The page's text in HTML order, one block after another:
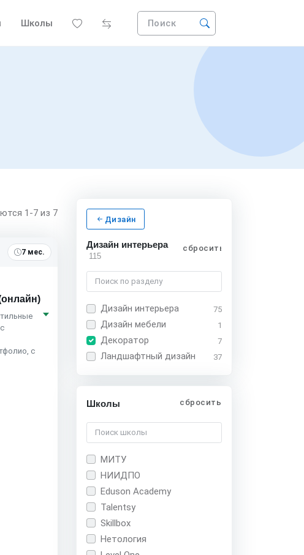
Школы Поиск
1-7 из 7
7 мес.
с
Дизайн
Дизайн интерьера
115
сбросить
Дизайн интерьера 75
Дизайн мебели 1
Декоратор 7
Ландшафтный дизайн 37
Школы сбросить
МИТУ
НИИДПО
Eduson Academy
Talentsy
Skillbox
Нетология